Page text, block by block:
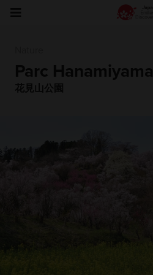
Parc Hanamiyama
花見山公園